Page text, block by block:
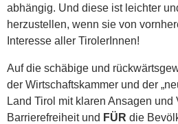
abhängig. Und diese ist leichter
herzustellen, wenn sie von
Interesse aller TirolerInnen!
Auf die schäbige und
der Wirtschaftskammer und der
Land Tirol mit klaren Ansagen und
Barrierefreiheit und FÜR die